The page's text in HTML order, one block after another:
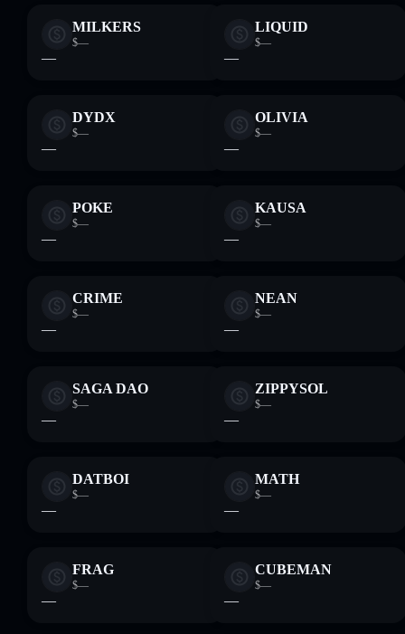
MILKERS
$—
—
LIQUID
$—
—
DYDX
$—
—
OLIVIA
$—
—
POKE
$—
—
KAUSA
$—
—
CRIME
$—
—
NEAN
$—
—
SAGA DAO
$—
—
ZIPPYSOL
$—
—
DATBOI
$—
—
MATH
$—
—
FRAG
$—
—
CUBEMAN
$—
—